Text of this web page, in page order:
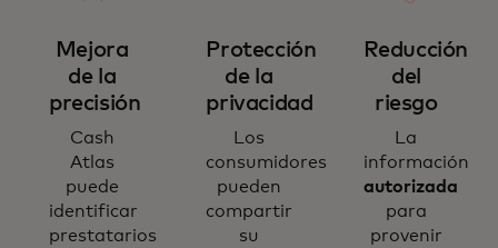
Mejora
de la
precisión
Cash
Atlas
puede
identificar
prestatarios
Protección
de la
privacidad
Los
consumidores
pueden
compartir
su
Reducción
del
riesgo
La
información
autorizada
para
provenir